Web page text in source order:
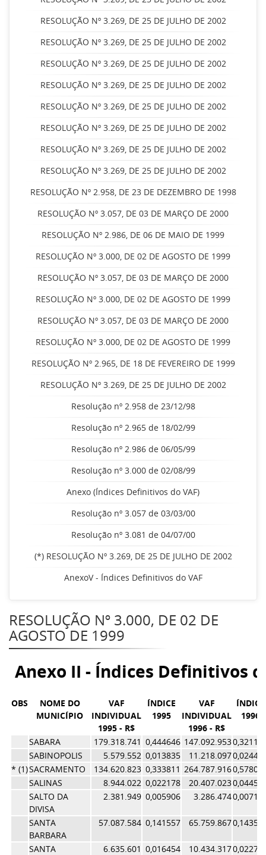
RESOLUÇÃO Nº 3.269, DE 25 DE JULHO DE 2002
RESOLUÇÃO Nº 3.269, DE 25 DE JULHO DE 2002
RESOLUÇÃO Nº 3.269, DE 25 DE JULHO DE 2002
RESOLUÇÃO Nº 3.269, DE 25 DE JULHO DE 2002
RESOLUÇÃO Nº 3.269, DE 25 DE JULHO DE 2002
RESOLUÇÃO Nº 3.269, DE 25 DE JULHO DE 2002
RESOLUÇÃO Nº 3.269, DE 25 DE JULHO DE 2002
RESOLUÇÃO Nº 3.269, DE 25 DE JULHO DE 2002
RESOLUÇÃO Nº 2.958, DE 23 DE DEZEMBRO DE 1998
RESOLUÇÃO Nº 3.057, DE 03 DE MARÇO DE 2000
RESOLUÇÃO Nº 2.986, DE 06 DE MAIO DE 1999
RESOLUÇÃO Nº 3.000, DE 02 DE AGOSTO DE 1999
RESOLUÇÃO Nº 3.057, DE 03 DE MARÇO DE 2000
RESOLUÇÃO Nº 3.000, DE 02 DE AGOSTO DE 1999
RESOLUÇÃO Nº 3.057, DE 03 DE MARÇO DE 2000
RESOLUÇÃO Nº 3.000, DE 02 DE AGOSTO DE 1999
RESOLUÇÃO Nº 2.965, DE 18 DE FEVEREIRO DE 1999
RESOLUÇÃO Nº 3.269, DE 25 DE JULHO DE 2002
Resolução nº 2.958 de 23/12/98
Resolução nº 2.965 de 18/02/99
Resolução nº 2.986 de 06/05/99
Resolução nº 3.000 de 02/08/99
Anexo (Índices Definitivos do VAF)
Resolução nº 3.057 de 03/03/00
Resolução nº 3.081 de 04/07/00
(*) RESOLUÇÃO Nº 3.269, DE 25 DE JULHO DE 2002
AnexoV - Índices Definitivos do VAF
RESOLUÇÃO Nº 3.000, DE 02 DE
AGOSTO DE 1999
Anexo II - Índices Definitivos
OBS
NOME DO
MUNICÍPIO
VAF
INDIVIDUAL
1995 - R$
ÍNDICE
1995
VAF
INDIVIDUAL
1996 - R$
ÍNDICE
1996
SABARA 179.318.741 0,444646 147.092.953
SABINOPOLIS
5.579.552 0,013835 11.218.097
* (1)SACRAMENTO 134.620.823 0,333811 264.787.916
SALINAS
8.944.022 0,022178 20.407.023
SALTO DA
DIVISA
2.381.949 0,005906 3.286.474
SANTA
BARBARA
57.087.584 0,141557 65.759.867
SANTA
6.635.601 0,016454 10.434.317